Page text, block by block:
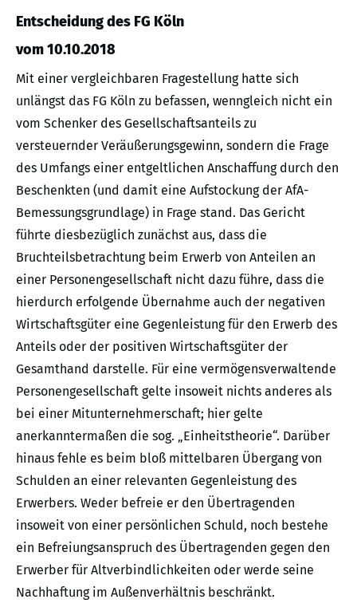
Entscheidung des FG Köln
vom 10.10.2018
Mit einer vergleichbaren Fragestellung hatte sich
unlängst das FG Köln zu befassen, wenngleich nicht ein
vom Schenker des Gesellschaftsanteils zu
versteuernder Veräußerungsgewinn, sondern die Frage
des Umfangs einer entgeltlichen Anschaffung durch den
Beschenkten (und damit eine Aufstockung der AfA-
Bemessungsgrundlage) in Frage stand. Das Gericht
führte diesbezüglich zunächst aus, dass die
Bruchteilsbetrachtung beim Erwerb von Anteilen an
einer Personengesellschaft nicht dazu führe, dass die
hierdurch erfolgende Übernahme auch der negativen
Wirtschaftsgüter eine Gegenleistung für den Erwerb des
Anteils oder der positiven Wirtschaftsgüter der
Gesamthand darstelle. Für eine vermögensverwaltende
Personengesellschaft gelte insoweit nichts anderes als
bei einer Mitunternehmerschaft; hier gelte
anerkanntermaßen die sog. „Einheitstheorie“. Darüber
hinaus fehle es beim bloß mittelbaren Übergang von
Schulden an einer relevanten Gegenleistung des
Erwerbers. Weder befreie er den Übertragenden
insoweit von einer persönlichen Schuld, noch bestehe
ein Befreiungsanspruch des Übertragenden gegen den
Erwerber für Altverbindlichkeiten oder werde seine
Nachhaftung im Außenverhältnis beschränkt.